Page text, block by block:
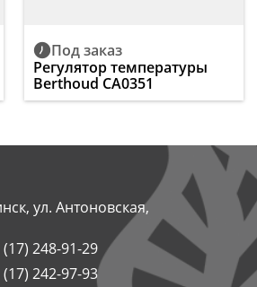
Под заказ
Регулятор температуры
Berthoud CA0351
ул. Антоновская,
248-91-29
242-97-93